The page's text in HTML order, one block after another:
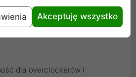
dla overclockerów i
Akceptuję wszystko